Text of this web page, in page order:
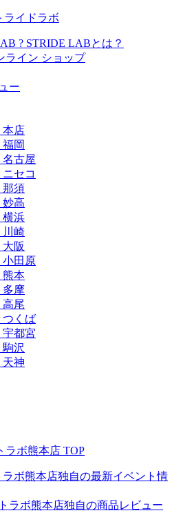
? STRIDE LABとは？
ライン ショップ
ー
本店
岡
名古屋
セコ
那須
妙高
横浜
川崎
阪
小田原
熊本
多摩
高尾
つくば
宇都宮
沢
天神
ラボ熊本店 TOP
ラボ熊本店独自の最新イベント情
ラボ熊本店独自の商品レビュー